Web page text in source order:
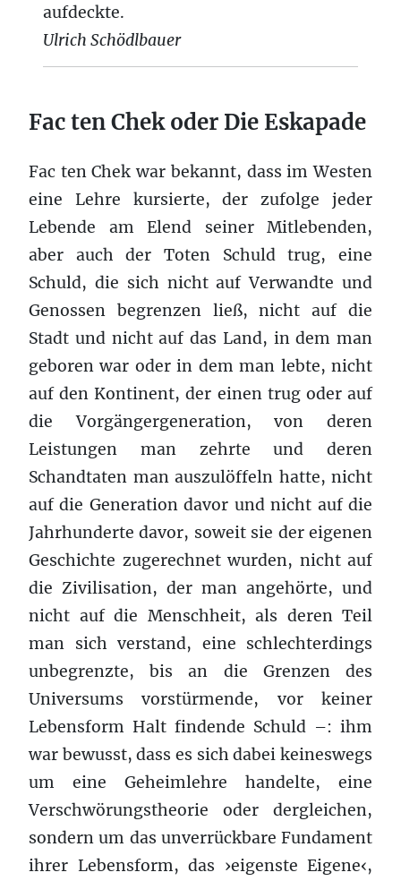
aufdeckte.
Ulrich Schödlbauer
Fac ten Chek oder Die Eskapade
Fac ten Chek war bekannt, dass im Westen
eine Lehre kursierte, der zufolge jeder
Lebende am Elend seiner Mitlebenden,
aber auch der Toten Schuld trug, eine
Schuld, die sich nicht auf Verwandte und
Genossen begrenzen ließ, nicht auf die
Stadt und nicht auf das Land, in dem man
geboren war oder in dem man lebte, nicht
auf den Kontinent, der einen trug oder auf
die Vorgängergeneration, von deren
Leistungen man zehrte und deren
Schandtaten man auszulöffeln hatte, nicht
auf die Generation davor und nicht auf die
Jahrhunderte davor, soweit sie der eigenen
Geschichte zugerechnet wurden, nicht auf
die Zivilisation, der man angehörte, und
nicht auf die Menschheit, als deren Teil
man sich verstand, eine schlechterdings
unbegrenzte, bis an die Grenzen des
Universums vorstürmende, vor keiner
Lebensform Halt findende Schuld –: ihm
war bewusst, dass es sich dabei keineswegs
um eine Geheimlehre handelte, eine
Verschwörungstheorie oder dergleichen,
sondern um das unverrückbare Fundament
ihrer Lebensform, das ›eigenste Eigene‹,